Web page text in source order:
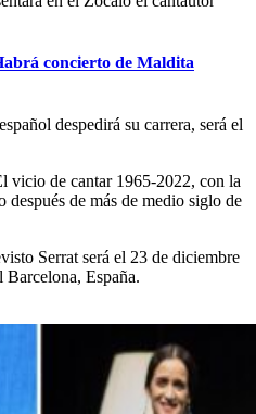
concierto de Maldita
despedirá su carrera, será el
vicio de cantar 1965-2022, con la
después de más de medio siglo de
Serrat será el 23 de diciembre
Barcelona, España.